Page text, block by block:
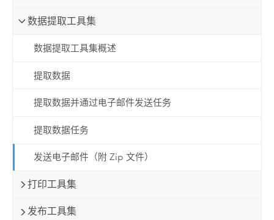
数据提取工具集
数据提取工具集概述
提取数据
提取数据并通过电子邮件发送任务
提取数据任务
发送电子邮件（附 Zip 文件）
打印工具集
发布工具集